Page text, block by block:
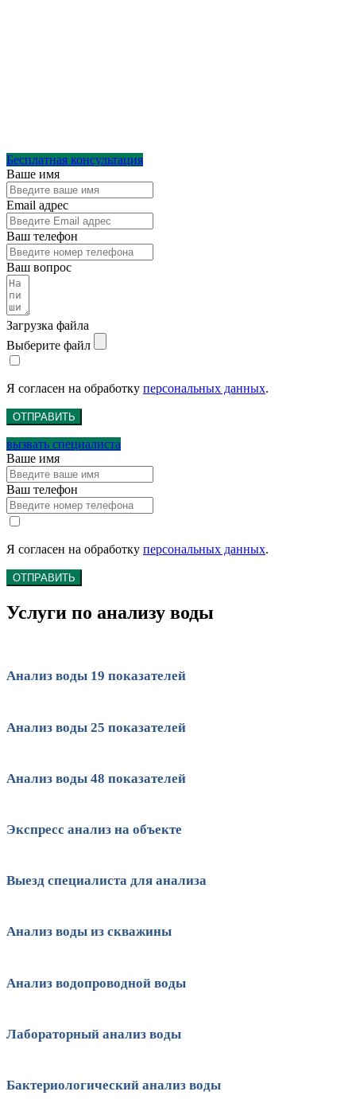
Бесплатная консультация
Ваше имя
Email адрес
Ваш телефон
Ваш вопрос
Загрузка файла
Выберите файл
Я согласен на обработку персональных данных.
ОТПРАВИТЬ
вызвать специалиста
Ваше имя
Ваш телефон
Я согласен на обработку персональных данных.
ОТПРАВИТЬ
Услуги по анализу воды
Анализ воды 19 показателей
Анализ воды 25 показателей
Анализ воды 48 показателей
Экспресс анализ на объекте
Выезд специалиста для анализа
Анализ воды из скважины
Анализ водопроводной воды
Лабораторный анализ воды
Бактериологический анализ воды